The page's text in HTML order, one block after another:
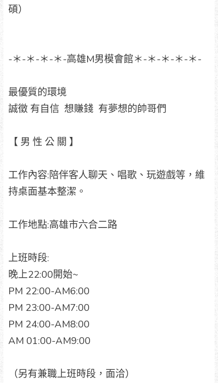
碩）
-＊-＊-＊-＊-高雄M男模會館＊-＊-＊-＊-＊-
最優質的環境
誠徵 有自信 想賺錢 有夢想的帥哥們
【 男 性 公 關 】
工作內容:陪伴客人聊天、唱歌、玩遊戲等，維
持桌面基本整潔。
工作地點:高雄市六合二路
上班時段:
晚上22:00開始~
PM 22:00-AM6:00
PM 23:00-AM7:00
PM 24:00-AM8:00
AM 01:00-AM9:00
（另有兼職上班時段，面洽）